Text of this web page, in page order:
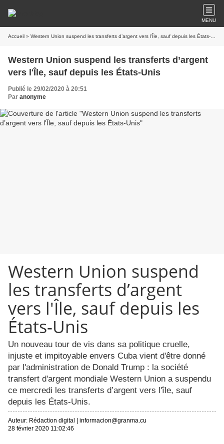
MENU
Accueil » Western Union suspend les transferts d’argent vers l'Île, sauf depuis les États-Unis
Western Union suspend les transferts d’argent
vers l'Île, sauf depuis les États-Unis
Publié le 29/02/2020 à 20:51
Par anonyme
Western Union suspend
les transferts d’argent
vers l'Île, sauf depuis les
États-Unis
Un nouveau tour de vis dans sa politique cruelle,
injuste et impitoyable envers Cuba vient d'être donné
par l'administration de Donald Trump : la société
transfert d'argent mondiale Western Union a suspendu
ce mercredi les transferts d’argent vers l'île, sauf
depuis les États-Unis.
Auteur: Rédaction digital
informacion@granma.cu
28 février 2020 11:02:46